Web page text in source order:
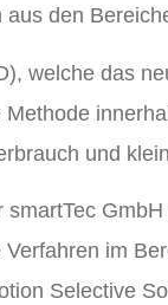
den
welche das
und
im
Selective